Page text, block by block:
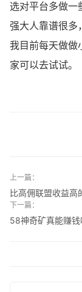
选对平台多做一
强大人靠谱很多
我目前每天做做
家可以去试试。
上一篇：
比高佣联盟收益高
下一篇：
58神奇矿真能赚钱